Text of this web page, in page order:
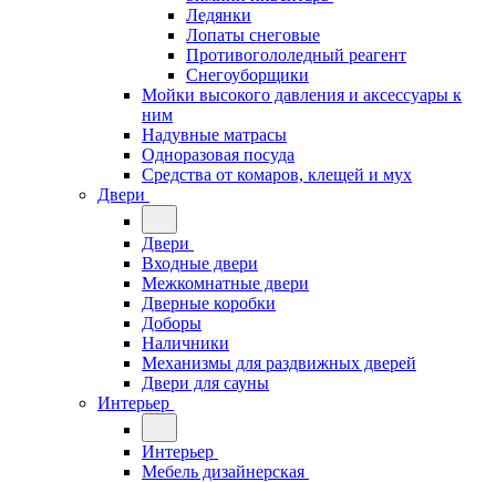
Ледянки
Лопаты снеговые
Противогололедный реагент
Снегоуборщики
Мойки высокого давления и аксессуары к
ним
Надувные матрасы
Одноразовая посуда
Средства от комаров, клещей и мух
Двери
Двери
Входные двери
Межкомнатные двери
Дверные коробки
Доборы
Наличники
Механизмы для раздвижных дверей
Двери для сауны
Интерьер
Интерьер
Мебель дизайнерская